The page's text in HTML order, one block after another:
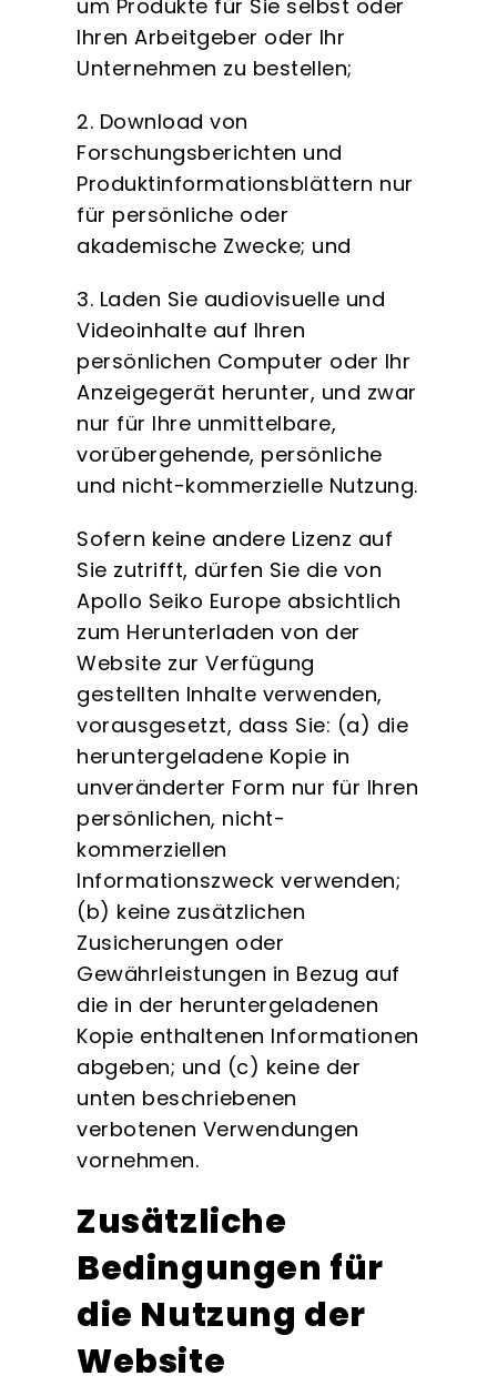
um Produkte für Sie selbst oder
Ihren Arbeitgeber oder Ihr
Unternehmen zu bestellen;
2. Download von
Forschungsberichten und
Produktinformationsblättern nur
für persönliche oder
akademische Zwecke; und
3. Laden Sie audiovisuelle und
Videoinhalte auf Ihren
persönlichen Computer oder Ihr
Anzeigegerät herunter, und zwar
nur für Ihre unmittelbare,
vorübergehende, persönliche
und nicht-kommerzielle Nutzung.
Sofern keine andere Lizenz auf
Sie zutrifft, dürfen Sie die von
Apollo Seiko Europe absichtlich
zum Herunterladen von der
Website zur Verfügung
gestellten Inhalte verwenden,
vorausgesetzt, dass Sie: (a) die
heruntergeladene Kopie in
unveränderter Form nur für Ihren
persönlichen, nicht-
kommerziellen
Informationszweck verwenden;
(b) keine zusätzlichen
Zusicherungen oder
Gewährleistungen in Bezug auf
die in der heruntergeladenen
Kopie enthaltenen Informationen
abgeben; und (c) keine der
unten beschriebenen
verbotenen Verwendungen
vornehmen.
Zusätzliche
Bedingungen für
die Nutzung der
Website